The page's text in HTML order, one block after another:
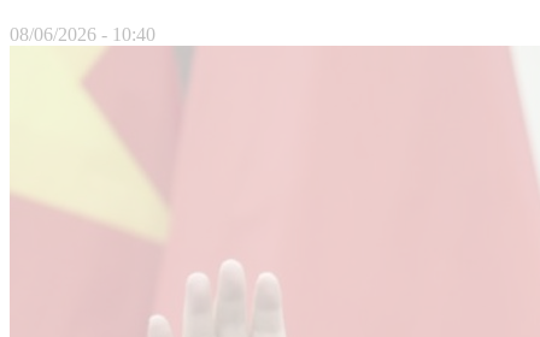
08/06/2026 - 10:40